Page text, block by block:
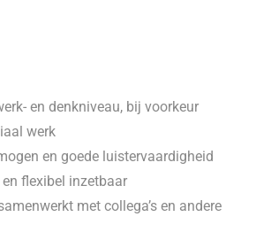
en denkniveau, bij voorkeur
werk
en goede luistervaardigheid
flexibel inzetbaar
met collega’s en andere